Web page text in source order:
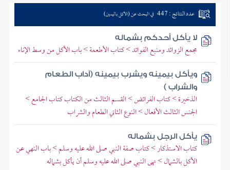
عدد النتائج : 447 في البحث عن (الأكل باليمين)
لا يأكل أحدكم بشماله
مجمع الزوائد ومنبع الفوائد > كتاب الأطعمة > باب الأكل من وسط الإناء
ويأكل بيمينه ويشرب بيمينه (آداب الطعام
والشراب )
الذخيرة > كتاب الفرائض > القسم الثالث من الكتاب كتاب الجامع >
الجنس الثالث الأفعال > النوع الثاني الطعام والشراب
يأكل الرجل بشماله
كتاب الاستذكار > كتاب صفة النبي صلى الله عليه وسلم > باب النهي عن
الأكل بالشمال > نهى النبي صلى الله عليه وسلم أن يأكل بشماله